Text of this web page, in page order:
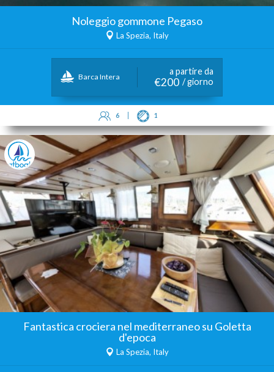
Noleggio gommone Pegaso
La Spezia, Italy
Barca Intera
a partire da
€200 / giorno
6 1
Fantastica crociera nel mediterraneo su Goletta
d'epoca
La Spezia, Italy